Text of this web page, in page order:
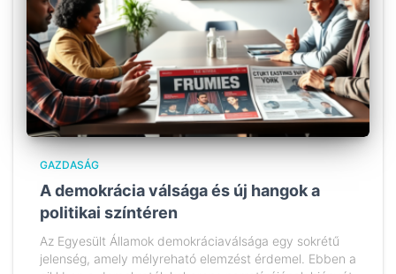
GAZDASÁG
A demokrácia válsága és új hangok a
politikai színtéren
Az Egyesült Államok demokráciaválsága egy sokrétű
jelenség, amely mélyreható elemzést érdemel. Ebben a